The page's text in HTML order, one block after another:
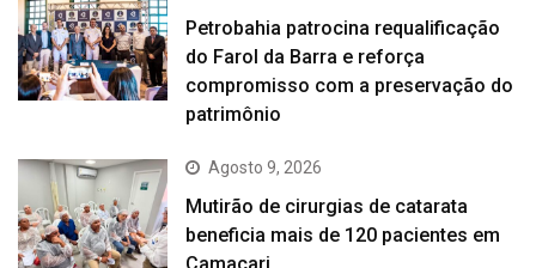
Petrobahia patrocina requalificação
do Farol da Barra e reforça
compromisso com a preservação do
patrimônio
Agosto 9, 2026
Mutirão de cirurgias de catarata
beneficia mais de 120 pacientes em